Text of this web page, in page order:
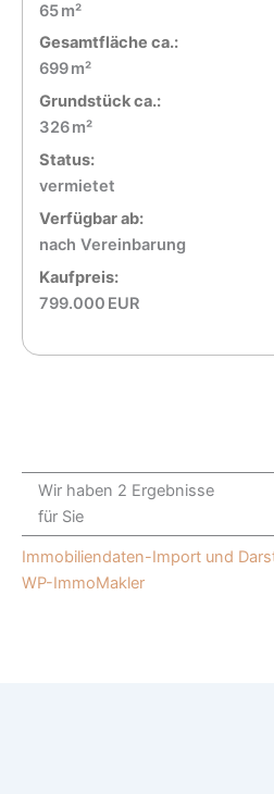
65 m²
Gesamtfläche ca.:
699 m²
Grund­stück ca.:
326 m²
Status:
vermietet
Verfügbar ab:
nach Vereinbarung
Kaufpreis:
799.000 EUR
Wir haben 2 Ergebnisse
für Sie
Immobiliendaten-Import und
WP-ImmoMakler